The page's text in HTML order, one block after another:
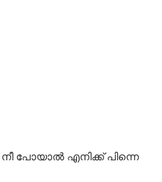
പോയാൽ എനിക്ക് പിന്നെ